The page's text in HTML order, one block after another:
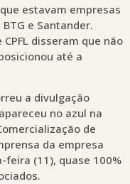
estavam empresas
e Santander.
disseram que não
até a
a divulgação
no azul na
de
da empresa
feira (11), quase 100%